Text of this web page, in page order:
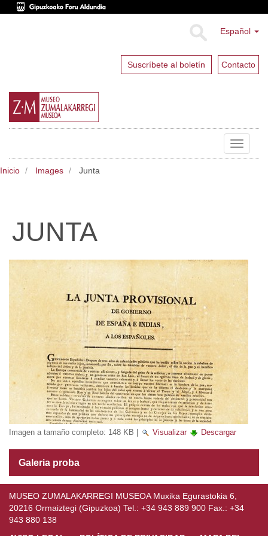
Español
Suscríbete al boletín Contacto
Toggle
Inicio Images Junta
JUNTA
Imagen a tamaño completo: 148 KB Visualizar Descargar
Galeria proba
MUSEO ZUMALAKARREGI MUSEOA Muxika Egurastokia 6,
20216 Ormaiztegi (Gipuzkoa) Tel.: +34 943 889 900 Fax.: +34
943 880 138